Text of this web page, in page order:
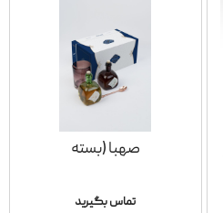
صهبا (بسته
تماس بگیرید